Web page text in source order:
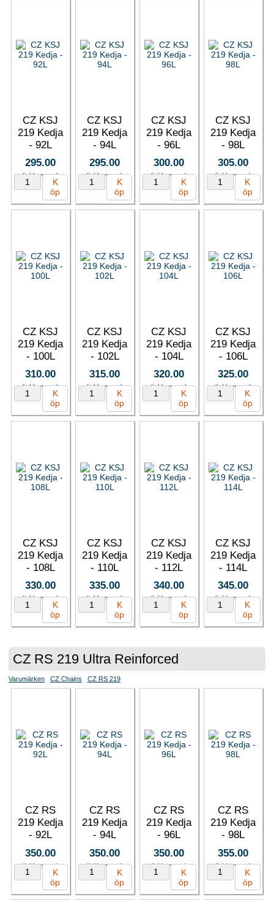
CZ KSJ
219 Kedja
- 92L
295.00
(inkl. moms)
K
öp
CZ KSJ
219 Kedja
- 94L
295.00
(inkl. moms)
K
öp
CZ KSJ
219 Kedja
- 96L
300.00
(inkl. moms)
K
öp
CZ KSJ
219 Kedja
- 98L
305.00
(inkl. moms)
K
öp
CZ KSJ
219 Kedja
- 100L
310.00
(inkl. moms)
K
öp
CZ KSJ
219 Kedja
- 102L
315.00
(inkl. moms)
K
öp
CZ KSJ
219 Kedja
- 104L
320.00
(inkl. moms)
K
öp
CZ KSJ
219 Kedja
- 106L
325.00
(inkl. moms)
K
öp
CZ KSJ
219 Kedja
- 108L
330.00
(inkl. moms)
K
öp
CZ KSJ
219 Kedja
- 110L
335.00
(inkl. moms)
K
öp
CZ KSJ
219 Kedja
- 112L
340.00
(inkl. moms)
K
öp
CZ KSJ
219 Kedja
- 114L
345.00
(inkl. moms)
K
öp
CZ RS 219 Ultra Reinforced
Varumärken CZ Chains CZ RS 219
CZ RS
219 Kedja
- 92L
350.00
(inkl. moms)
K
öp
CZ RS
219 Kedja
- 94L
350.00
(inkl. moms)
K
öp
CZ RS
219 Kedja
- 96L
350.00
(inkl. moms)
K
öp
CZ RS
219 Kedja
- 98L
355.00
(inkl. moms)
K
öp